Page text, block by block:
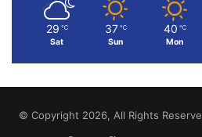
29 ℃
Sat
37 ℃
Sun
40 ℃
Mon
© Copyright 2026, All Rights